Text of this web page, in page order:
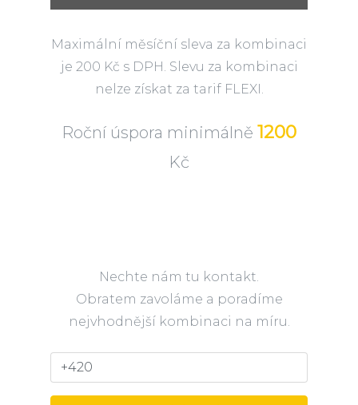
Maximální měsíční sleva za kombinaci
je 200 Kč s DPH. Slevu za kombinaci
nelze získat za tarif FLEXI.
Roční úspora minimálně 1200
Kč
Nechte nám tu kontakt.
Obratem zavoláme a poradíme
nejvhodnější kombinaci na míru.